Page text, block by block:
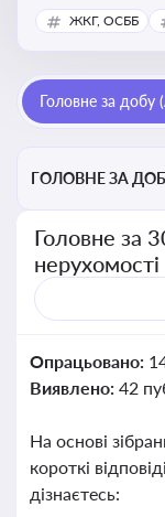
управління
інвесторів,
ЖКГ, ОСББ
Головне за добу
ГОЛОВНЕ ЗА
Головне за
нерухомості
Опрацьовано:
Виявлено: 42
На основі
короткі
дізнаєтесь: